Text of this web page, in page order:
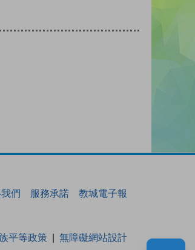
們 服務承諾 教城電子報
平等政策 無障礙網站設計